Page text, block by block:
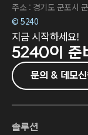
주소 : 경기도 군포시
© 5240
지금 시작하세요!
5240이 준
문의 & 데모신
솔루션